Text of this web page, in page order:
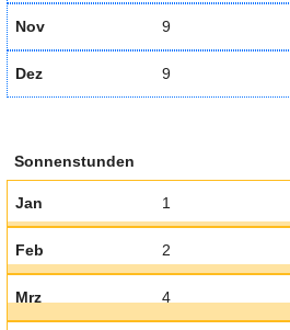
Nov 9
Dez 9
Sonnenstunden
Jan 1
Feb 2
Mrz 4